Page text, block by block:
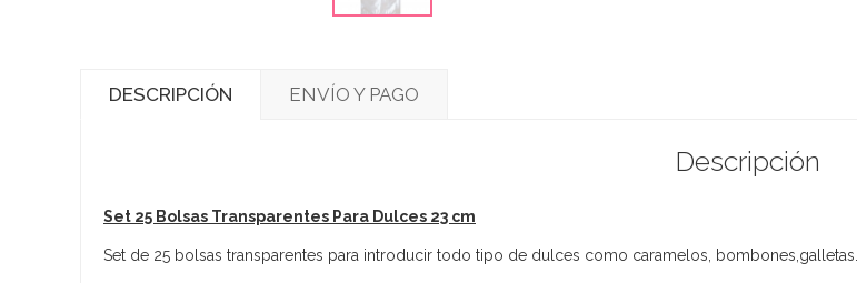
DESCRIPCIÓN ENVÍO Y PAGO
Descripción
Set 25 Bolsas Transparentes Para Dulces 23 cm
Set de 25 bolsas transparentes para introducir todo tipo de dulces como caramelos, bombones,galletas...